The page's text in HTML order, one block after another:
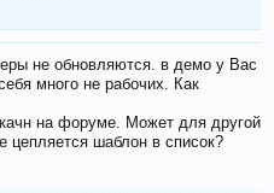
не обновляются. в демо у Вас
много не рабочих. Как
на форуме. Может для другой
цепляется шаблон в список?